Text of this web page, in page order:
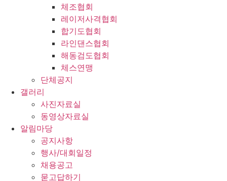
체조협회
레이저사격협회
합기도협회
라인댄스협회
해동검도협회
체스연맹
단체공지
갤러리
사진자료실
동영상자료실
알림마당
공지사항
행사/대회일정
채용공고
묻고답하기